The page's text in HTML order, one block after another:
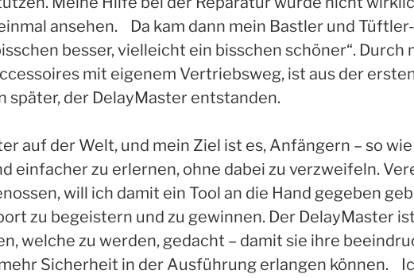
ansehen. Da kam dann mein Bastler und
besser, vielleicht ein bisschen schöner“.
mit eigenem Vertriebsweg, ist aus der
später, der DelayMaster entstanden.
auf der Welt, und mein Ziel ist es, Anfängern – so
einfacher zu erlernen, ohne dabei zu verzweifeln.
will ich damit ein Tool an die Hand gegeben
zu begeistern und zu gewinnen. Der DelayMaster
welche zu werden, gedacht – damit sie ihre
Sicherheit in der Ausführung erlangen können.